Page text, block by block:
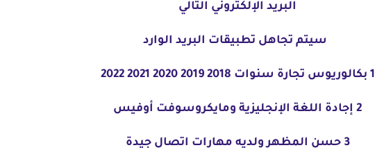
البريد الإلكتروني التالي
سيتم تجاهل تطبيقات البريد الوارد
1 بكالوريوس تجارة سنوات 2018 2019 2020 2021 2022
2 إجادة اللغة الإنجليزية ومايكروسوفت أوفيس
3 حسن المظهر ولديه مهارات اتصال جيدة